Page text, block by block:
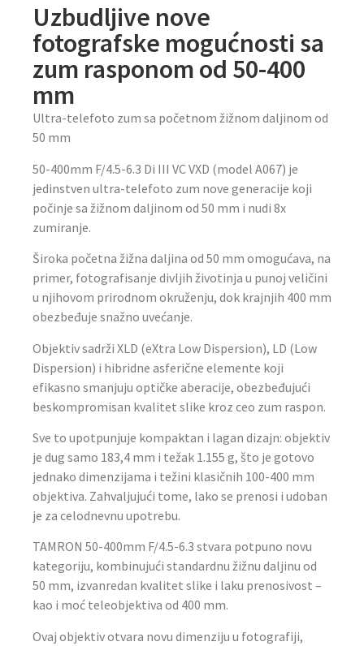
Uzbudljive nove
fotografske mogućnosti sa
zum rasponom od 50-400
mm
Ultra-telefoto zum sa početnom žižnom daljinom od
50 mm
50-400mm F/4.5-6.3 Di III VC VXD (model A067) je
jedinstven ultra-telefoto zum nove generacije koji
počinje sa žižnom daljinom od 50 mm i nudi 8x
zumiranje.
Široka početna žižna daljina od 50 mm omogućava, na
primer, fotografisanje divljih životinja u punoj veličini
u njihovom prirodnom okruženju, dok krajnjih 400 mm
obezbeđuje snažno uvećanje.
Objektiv sadrži XLD (eXtra Low Dispersion), LD (Low
Dispersion) i hibridne asferične elemente koji
efikasno smanjuju optičke aberacije, obezbeđujući
beskompromisan kvalitet slike kroz ceo zum raspon.
Sve to upotpunjuje kompaktan i lagan dizajn: objektiv
je dug samo 183,4 mm i težak 1.155 g, što je gotovo
jednako dimenzijama i težini klasičnih 100-400 mm
objektiva. Zahvaljujući tome, lako se prenosi i udoban
je za celodnevnu upotrebu.
TAMRON 50-400mm F/4.5-6.3 stvara potpuno novu
kategoriju, kombinujući standardnu žižnu daljinu od
50 mm, izvanredan kvalitet slike i laku prenosivost –
kao i moć teleobjektiva od 400 mm.
Ovaj objektiv otvara novu dimenziju u fotografiji,